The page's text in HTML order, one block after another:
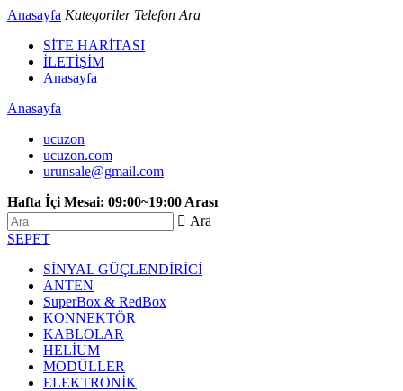
Anasayfa Kategoriler Telefon Ara
SİTE HARİTASI
İLETİŞİM
Anasayfa
Anasayfa
ucuzon
ucuzon.com
urunsale@gmail.com
Hafta İçi Mesai: 09:00~19:00 Arası
 Ara
SEPET
SİNYAL GÜÇLENDİRİCİ
ANTEN
SuperBox & RedBox
KONNEKTÖR
KABLOLAR
HELİUM
MODÜLLER
ELEKTRONİK